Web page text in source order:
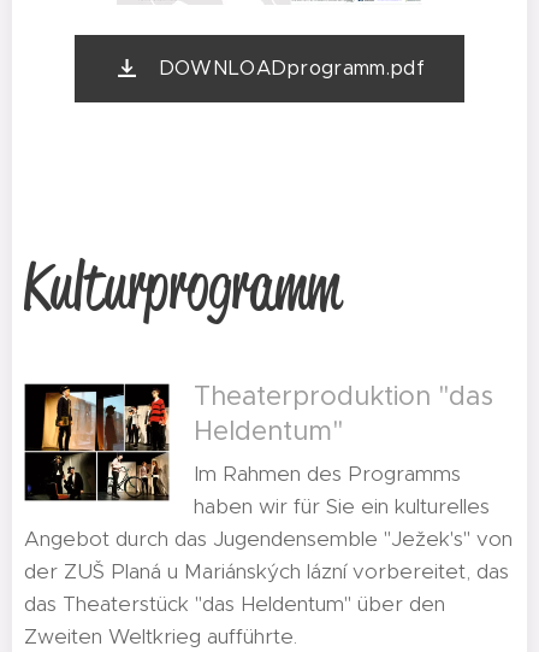
DOWNLOADprogramm.pdf
Kulturprogramm
Theaterproduktion "das
Heldentum"
Im Rahmen des Programms
haben wir für Sie ein kulturelles
Angebot durch das Jugendensemble "Ježek's" von
der ZUŠ Planá u Mariánských lázní vorbereitet, das
das Theaterstück "das Heldentum" über den
Zweiten Weltkrieg aufführte.